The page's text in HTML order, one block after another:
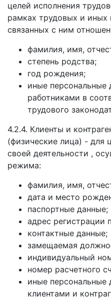
целей исполнения
рамках трудовых и иных
связанных с ним
фамилия, имя,
степень родства;
год рождения;
иные персональные
работниками в
трудового
4.2.4. Клиенты и
(физические лица) - для
своей деятельности ,
режима:
фамилия, имя,
дата и место
паспортные данные;
адрес регистрации
контактные данные;
замещаемая
индивидуальный
номер расчетного
иные персональные
клиентами и